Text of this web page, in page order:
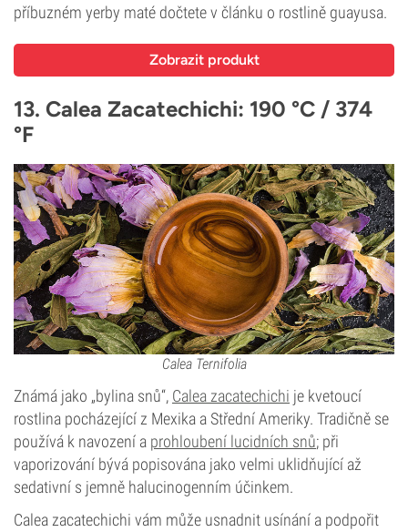
příbuzném yerby maté dočtete v článku o rostlině guayusa.
Zobrazit produkt
13. Calea Zacatechichi: 190 °C / 374
°F
Calea Ternifolia
Známá jako „bylina snů“, Calea zacatechichi je kvetoucí
rostlina pocházející z Mexika a Střední Ameriky. Tradičně se
používá k navození a prohloubení lucidních snů; při
vaporizování bývá popisována jako velmi uklidňující až
sedativní s jemně halucinogenním účinkem.
Calea zacatechichi vám může usnadnit usínání a podpořit